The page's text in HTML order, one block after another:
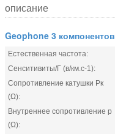
описание
Geophone 3 компонентов
Естественная частота:
Сенситивиты/Г (в/км.с-1):
Сопротивление катушки Рк
(Ω):
Внутреннее сопротивление р
(Ω):